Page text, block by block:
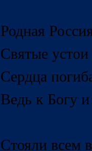
Родная
Святые
Сердца
Ведь к Богу
Стояли всем